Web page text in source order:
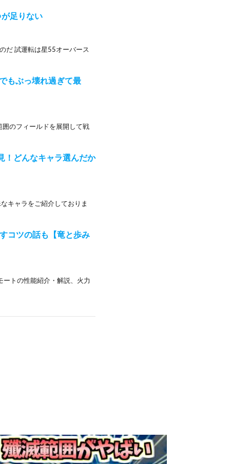
が足りない
だ 試運転は星55オーバース
もぶっ壊れ過ぎて最
囲のフィールドを展開して戦
！どんなキャラ選んだか
キャラをご紹介しておりま
コツの話も【竜と歩み
トの性能紹介・解説、火力